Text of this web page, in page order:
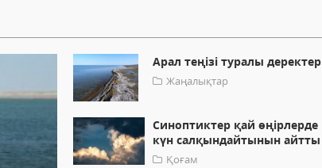
Арал теңізі туралы деректер
Жаңалықтар
Синоптиктер қай өңірлерде
күн салқындайтынын айтты
Қоғам